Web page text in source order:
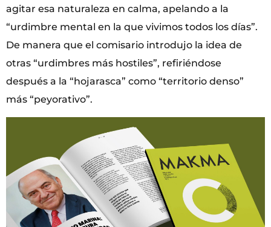
agitar esa naturaleza en calma, apelando a la
“urdimbre mental en la que vivimos todos los días”.
De manera que el comisario introdujo la idea de
otras “urdimbres más hostiles”, refiriéndose
después a la “hojarasca” como “territorio denso”
más “peyorativo”.